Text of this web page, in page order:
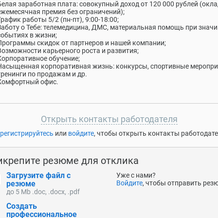
заработная плата: совокупный доход от 120 000 рублей
премия без ограничений);
работы 5/2 (пн-пт), 9:00-18:00;
о Тебе: телемедицина, ДМС, материальная помощь при
в жизни;
скидок от партнеров и нашей компании;
карьерного роста и развития;
обучение;
корпоративная жизнь: конкурсы, спортивные
по продажам и др.
офис.
Открыть контакты работодателя
или войдите, чтобы открыть контакты
резюме для отклика
Загрузите файл с
резюме
до 5 Mb .doc, .docx, .pdf
Создать
профессиональное
Уже с нами?
Войдите, чтобы отправить